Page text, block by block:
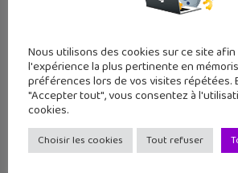
Acapella, l’application
une star de la chanson
30 novembre 2015
Nous utilisons des cookies sur ce site
l'expérience la plus pertinente en
préférences lors de vos visites répétées.
"Accepter tout", vous consentez à
cookies.
Choisir les cookies Tout refuser